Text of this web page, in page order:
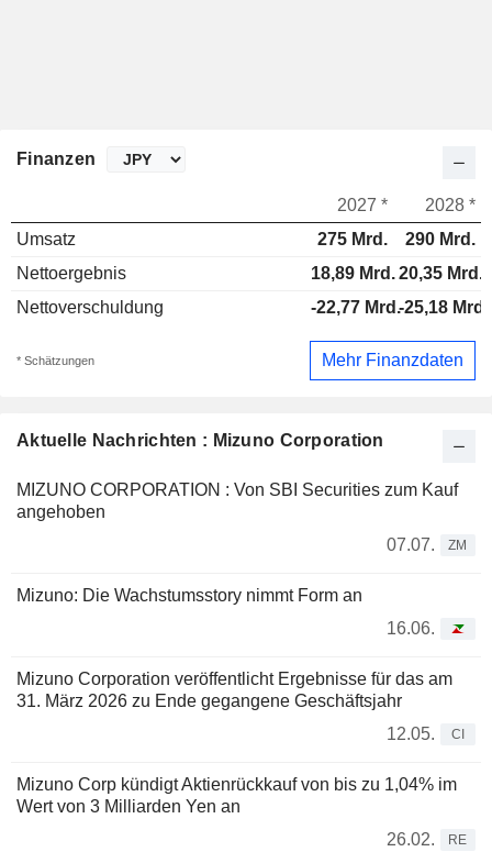
Aktuelle Nachrichten : Mizuno Corporation
MIZUNO CORPORATION : Von SBI Securities zum Kauf
angehoben
07.07.
ZM
Mizuno: Die Wachstumsstory nimmt Form an
16.06.
Mizuno Corporation veröffentlicht Ergebnisse für das am
31. März 2026 zu Ende gegangene Geschäftsjahr
12.05.
CI
Mizuno Corp kündigt Aktienrückkauf von bis zu 1,04% im
Wert von 3 Milliarden Yen an
26.02.
RE
Finanzen
2027 *
2028 *
Umsatz
275 Mrd.
290 Mrd.
Nettoergebnis
18,89 Mrd.20,35 Mrd.
Nettoverschuldung
-22,77 Mrd.-25,18 Mrd.
* Schätzungen Mehr Finanzdaten